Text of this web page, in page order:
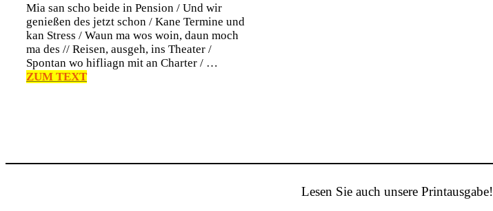
Mia san scho beide in Pension / Und wir
genießen des jetzt schon / Kane Termine und
kan Stress / Waun ma wos woin, daun moch
ma des // Reisen, ausgeh, ins Theater /
Spontan wo hifliagn mit an Charter / …
ZUM TEXT
Lesen Sie auch unsere Printausgabe!